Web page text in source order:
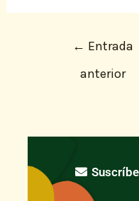
← Entrada
anterior